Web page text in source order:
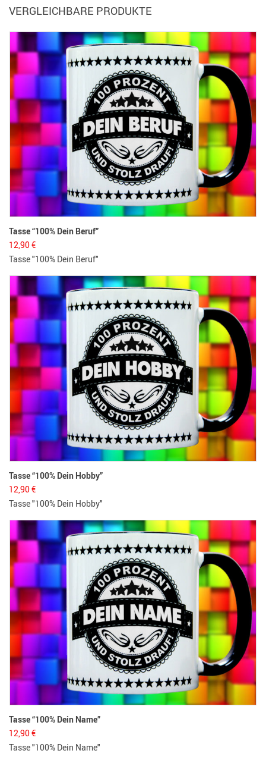
VERGLEICHBARE PRODUKTE
Tasse “100% Dein Beruf”
12,90€
Tasse "100% Dein Beruf"
Tasse “100% Dein Hobby”
12,90€
Tasse "100% Dein Hobby"
Tasse “100% Dein Name”
12,90€
Tasse "100% Dein Name"